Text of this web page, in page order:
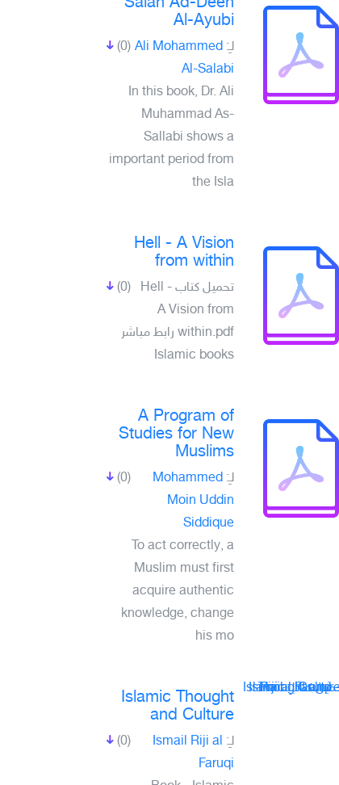
Al-Ayubi
(0) لـِ: Ali Mohammed
Al-Salabi
In this book, Dr. Ali
Muhammad As-
Sallabi shows a
important period from
the Isla
Hell - A Vision
from within
(0)
تحميل كتاب Hell -
A Vision from
within.pdf رابط مباشر
Islamic books
A Program of
Studies for New
Muslims
(0) لـِ: Mohammed
Moin Uddin
Siddique
To act correctly, a
Muslim must first
acquire authentic
knowledge, change
his mo
Islamic Thought
and Culture
(0) لـِ: Ismail Riji al
Faruqi